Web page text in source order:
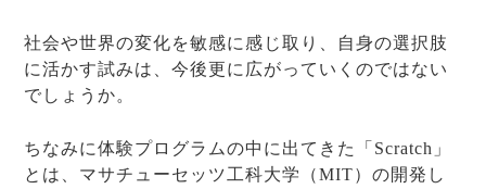
社会や世界の変化を敏感に感じ取り、自身の選択肢
に活かす試みは、今後更に広がっていくのではない
でしょうか。
ちなみに体験プログラムの中に出てきた「Scratch」
とは、マサチューセッツ工科大学（MIT）の開発し